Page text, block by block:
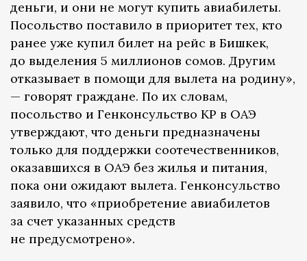
деньги, и они не могут купить авиабилеты.
Посольство поставило в приоритет тех, кто
ранее уже купил билет на рейс в Бишкек,
до выделения 5 миллионов сомов. Другим
отказывает в помощи для вылета на родину»,
— говорят граждане. По их словам,
посольство и Генконсульство КР в ОАЭ
утверждают, что деньги предназначены
только для поддержки соотечественников,
оказавшихся в ОАЭ без жилья и питания,
пока они ожидают вылета. Генконсульство
заявило, что «приобретение авиабилетов
за счет указанных средств
не предусмотрено».